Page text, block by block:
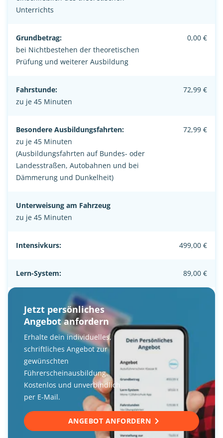
Unterrichts
Grundbetrag:
bei Nichtbestehen der theoretischen
Prüfung und weiterer Ausbildung
0,00 €
Fahrstunde:
zu je 45 Minuten
72,99 €
Besondere Ausbildungsfahrten:
zu je 45 Minuten
(Ausbildungsfahrten auf Bundes- oder
Landesstraßen, Autobahnen und bei
Dämmerung und Dunkelheit)
72,99 €
Unterweisung am Fahrzeug
zu je 45 Minuten
Intensivkurs: 499,00 €
Lern-System: 89,00 €
Jetzt persönliches
Angebot anfordern
Erhalte dein individuelles,
schriftliches Angebot zur
gewünschten
Führerscheinausbildung.
Kostenlos und unverbindlich
per E-Mail.
ANGEBOT ANFORDERN